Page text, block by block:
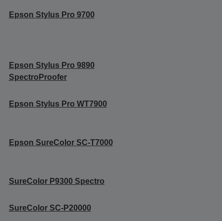
Epson Stylus Pro 9700
Epson Stylus Pro 9890
SpectroProofer
Epson Stylus Pro WT7900
Epson SureColor SC-T7000
SureColor P9300 Spectro
SureColor SC-P20000